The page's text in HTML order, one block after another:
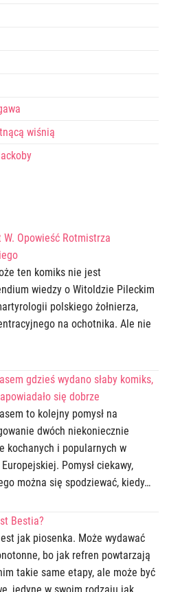
wiśnią
W. Opowieść Rotmistrza
ten komiks nie jest
wiedzy o Witoldzie Pileckim
polskiego żołnierza,
na ochotnika. Ale nie
gdzieś wydano słaby komiks,
się dobrze
to kolejny pomysł na
dwóch niekoniecznie
kochanych i popularnych w
Pomysł ciekawy,
można się spodziewać, kiedy…
Bestia?
jak piosenka. Może wydawać
bo jak refren powtarzają
takie same etapy, ale może być